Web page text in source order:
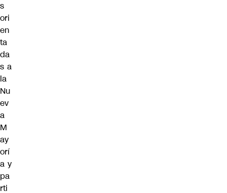
s
ori
en
ta
da
s a
la
Nu
ev
a
M
ay
orí
a y
pa
rti